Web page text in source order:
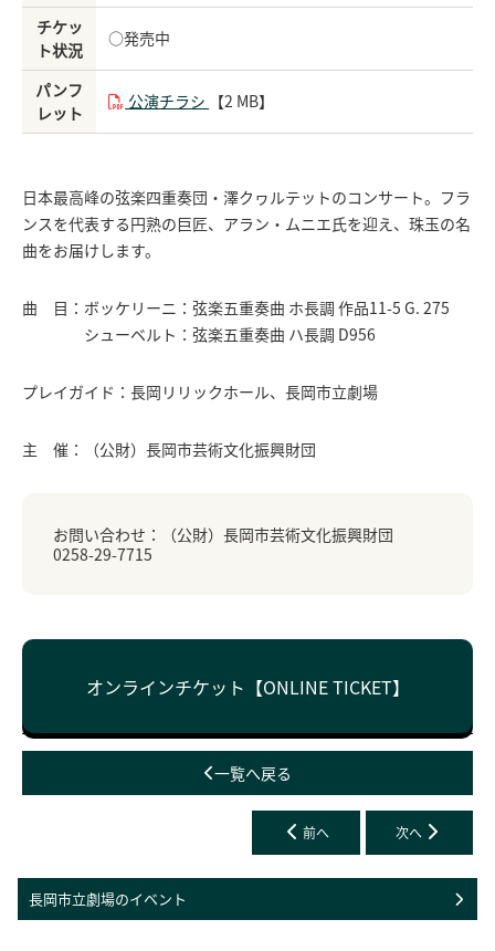
チケッ
ト状況
○発売中
パンフ
レット
公演チラシ 【2 MB】
日本最高峰の弦楽四重奏団・澤クヮルテットのコンサート。フラ
ンスを代表する円熟の巨匠、アラン・ムニエ氏を迎え、珠玉の名
曲をお届けします。
曲 目：ボッケリーニ：弦楽五重奏曲 ホ長調 作品11-5 G. 275
シューベルト：弦楽五重奏曲 ハ長調 D956
プレイガイド：長岡リリックホール、長岡市立劇場
主 催：（公財）長岡市芸術文化振興財団
お問い合わせ：（公財）長岡市芸術文化振興財団
0258-29-7715
オンラインチケット 【ONLINE TICKET】
一覧へ戻る
前へ 次へ
長岡市立劇場のイベント